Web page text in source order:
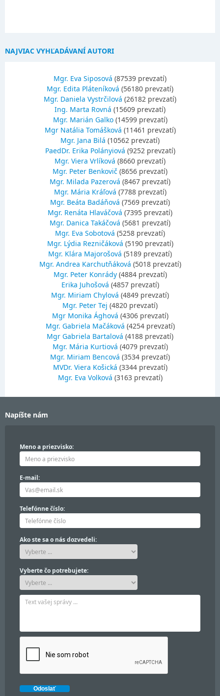
NAJVIAC VYHĽADÁVANÍ AUTORI
Mgr. Eva Siposová (87539 prevzatí)
Mgr. Edita Pláteníková (56180 prevzatí)
Mgr. Daniela Vystrčilová (26182 prevzatí)
Ing. Marta Rovná (15609 prevzatí)
Mgr. Marián Galko(14599 prevzatí)
Mgr Natália Tomášková (11461 prevzatí)
Mgr. Jana Bilá (10562 prevzatí)
PaedDr. Erika Polányiová (9252 prevzatí)
Mgr. Viera Vrlíková (8660 prevzatí)
Mgr. Peter Benkovič (8656 prevzatí)
Mgr. Milada Pazerová (8467 prevzatí)
Mgr. Mária Kráľová (7788 prevzatí)
Mgr. Beáta Badáňová (7569 prevzatí)
Mgr. Renáta Hlaváčová (7395 prevzatí)
Mgr. Danica Takáčová (5681 prevzatí)
Mgr. Eva Sobotová (5258 prevzatí)
Mgr. Lýdia Rezničáková (5190 prevzatí)
Mgr. Klára Majorošová (5189 prevzatí)
Mgr. Andrea Karchutňáková (5018 prevzatí)
Mgr. Peter Konrády(4884 prevzatí)
Erika Juhošová (4857 prevzatí)
Mgr. Miriam Chylová (4849 prevzatí)
Mgr. Peter Tej (4820 prevzatí)
Mgr Monika Ághová (4306 prevzatí)
Mgr. Gabriela Mačáková (4254 prevzatí)
Mgr Gabriela Bartalová (4188 prevzatí)
Mgr. Mária Kurtiová (4079 prevzatí)
Mgr. Miriam Bencová (3534 prevzatí)
MVDr. Viera Košická (3344 prevzatí)
Mgr. Eva Volková (3163 prevzatí)
Napíšte nám
Meno a priezvisko:
E-mail:
Telefónne číslo:
Ako ste sa o nás dozvedeli:
Vyberte čo potrebujete: